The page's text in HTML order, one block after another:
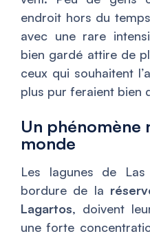
endroit hors du
avec une rare
bien gardé attire de
ceux qui souhaitent
plus pur feraient bien
Un phénomène
monde
Les lagunes de
bordure de la
Lagartos, doivent
une forte